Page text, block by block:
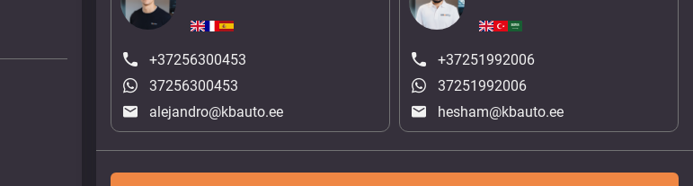
+37256300453
37256300453
alejandro@kbauto.ee
+37251992006
37251992006
hesham@kbauto.ee